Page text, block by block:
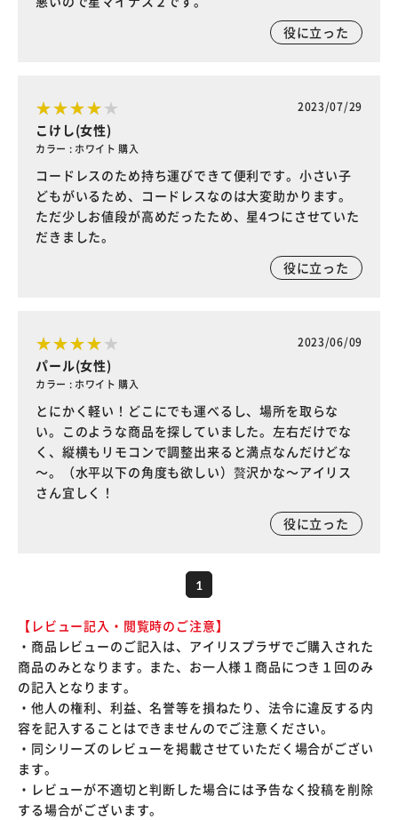
役に立った
2023/07/29
こけし(女性)
カラー : ホワイト 購入
コードレスのため持ち運びできて便利です。小さい子
どもがいるため、コードレスなのは大変助かります。
ただ少しお値段が高めだったため、星4つにさせていた
だきました。
役に立った
2023/06/09
パール(女性)
カラー : ホワイト 購入
とにかく軽い！どこにでも運べるし、場所を取らな
い。このような商品を探していました。左右だけでな
く、縦横もリモコンで調整出来ると満点なんだけどな
～。（水平以下の角度も欲しい）贅沢かな～アイリス
さん宜しく！
役に立った
1
【レビュー記入・閲覧時のご注意】
・商品レビューのご記入は、アイリスプラザでご購入された
商品のみとなります。また、お一人様１商品につき１回のみ
の記入となります。
・他人の権利、利益、名誉等を損ねたり、法令に違反する内
容を記入することはできませんのでご注意ください。
・同シリーズのレビューを掲載させていただく場合がござい
ます。
・レビューが不適切と判断した場合には予告なく投稿を削除
する場合がございます。